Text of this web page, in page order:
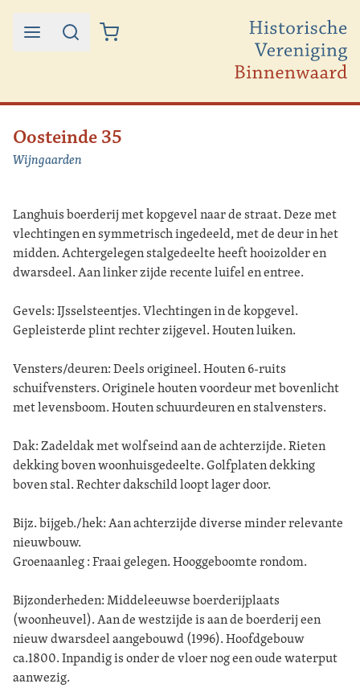
Ga naar de inhoud
Oosteinde 35
Wijngaarden
Langhuis boerderij met kopgevel naar de straat. Deze met
vlechtingen en symmetrisch ingedeeld, met de deur in het
midden. Achtergelegen stalgedeelte heeft hooizolder en
dwarsdeel. Aan linker zijde recente luifel en entree.
Gevels: IJsselsteentjes. Vlechtingen in de kopgevel.
Gepleisterde plint rechter zijgevel. Houten luiken.
Vensters/deuren: Deels origineel. Houten 6-ruits
schuifvensters. Originele houten voordeur met bovenlicht
met levensboom. Houten schuurdeuren en stalvensters.
Dak: Zadeldak met wolfseind aan de achterzijde. Rieten
dekking boven woonhuisgedeelte. Golfplaten dekking
boven stal. Rechter dakschild loopt lager door.
Bijz. bijgeb./hek: Aan achterzijde diverse minder relevante
nieuwbouw.
Groenaanleg : Fraai gelegen. Hooggeboomte rondom.
Bijzonderheden: Middeleeuwse boerderijplaats
(woonheuvel). Aan de westzijde is aan de boerderij een
nieuw dwarsdeel aangebouwd (1996). Hoofdgebouw
ca.1800. Inpandig is onder de vloer nog een oude waterput
aanwezig.